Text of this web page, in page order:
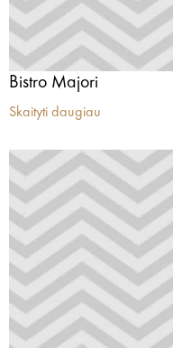
Bistro Majori
Skaityti daugiau